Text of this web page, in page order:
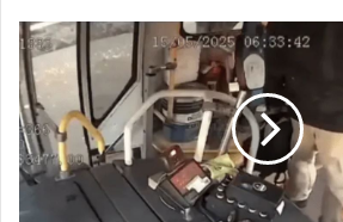
servicio
Dan
alta
médica
a
chofer
que
fue
golpeado